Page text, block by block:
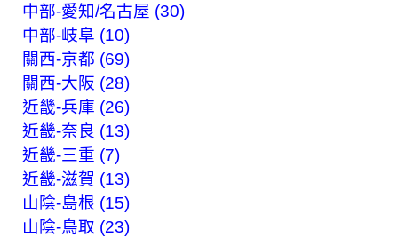
中部-愛知/名古屋 (30)
中部-岐阜 (10)
關西-京都 (69)
關西-大阪 (28)
近畿-兵庫 (26)
近畿-奈良 (13)
近畿-三重 (7)
近畿-滋賀 (13)
山陰-島根 (15)
山陰-鳥取 (23)